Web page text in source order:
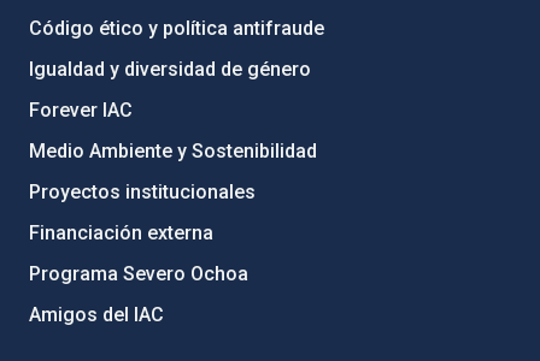
Código ético y política antifraude
Igualdad y diversidad de género
Forever IAC
Medio Ambiente y Sostenibilidad
Proyectos institucionales
Financiación externa
Programa Severo Ochoa
Amigos del IAC